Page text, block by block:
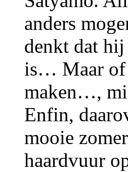
anders
denkt dat
is… Maar of
maken…,
Enfin,
mooie
haardvuur